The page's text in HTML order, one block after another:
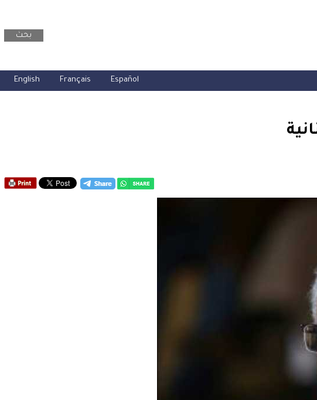
بحث
English Français Español